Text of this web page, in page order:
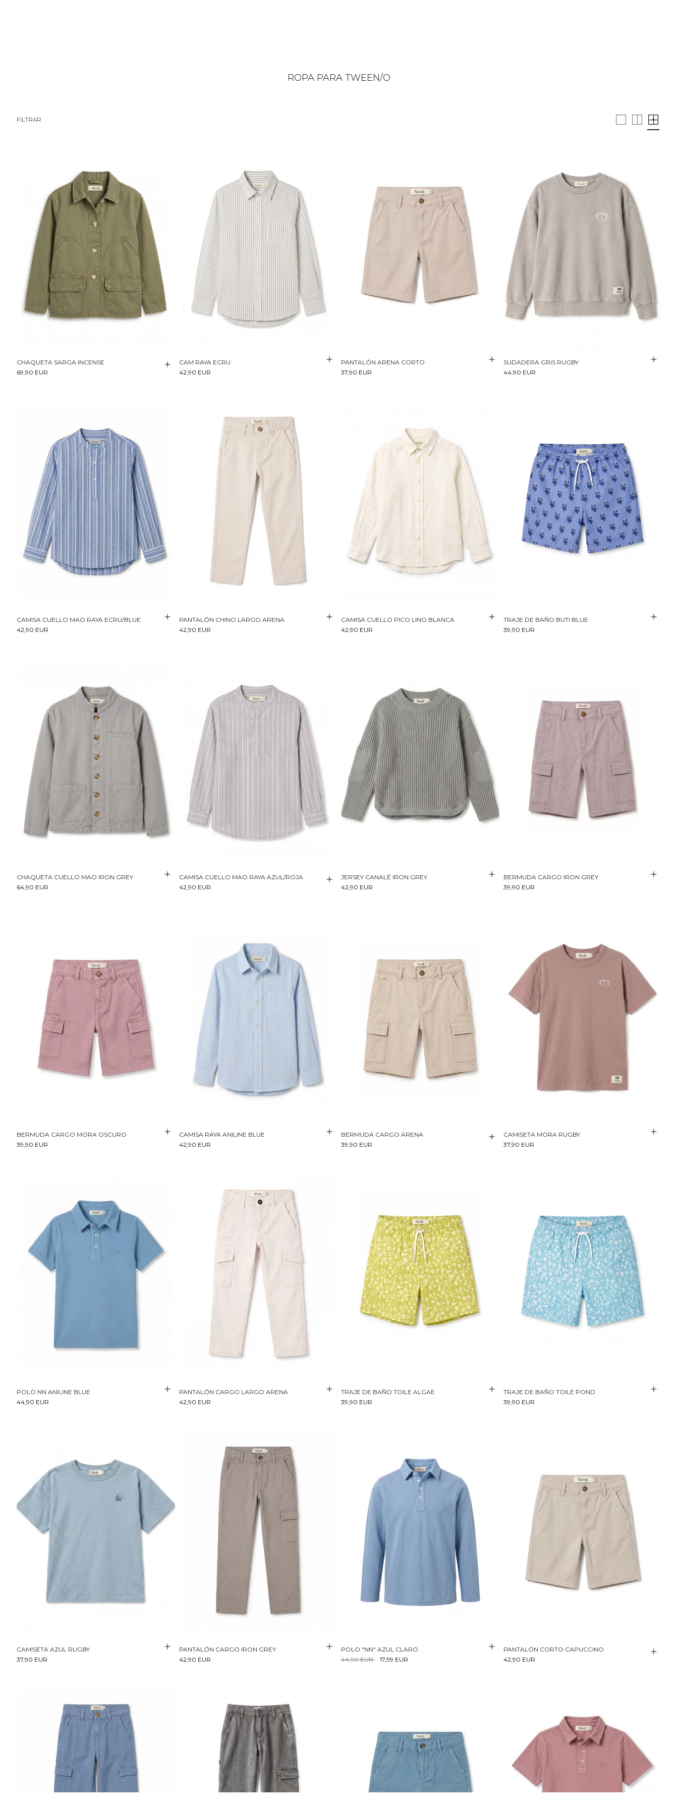
ROPA PARA TWEEN/O
FILTRAR
CHAQUETA SARGA INCENSE
69,90 EUR
CAM RAYA ECRU
42,90 EUR
PANTALÓN ARENA CORTO
37,90 EUR
SUDADERA GRIS RUGBY
44,90 EUR
CAMISA CUELLO MAO RAYA ECRU/BLUE
42,90 EUR
PANTALÓN CHINO LARGO ARENA
42,90 EUR
CAMISA CUELLO PICO LINO BLANCA
42,90 EUR
TRAJE DE BAÑO BUTI BLUE
39,90 EUR
CHAQUETA CUELLO MAO IRON GREY
64,90 EUR
CAMISA CUELLO MAO RAYA AZUL/ROJA
42,90 EUR
JERSEY CANALÉ IRON GREY
42,90 EUR
BERMUDA CARGO IRON GREY
39,90 EUR
BERMUDA CARGO MORA OSCURO
39,90 EUR
CAMISA RAYA ANILINE BLUE
42,90 EUR
BERMUDA CARGO ARENA
39,90 EUR
CAMISETA MORA RUGBY
37,90 EUR
POLO NN ANILINE BLUE
44,90 EUR
PANTALÓN CARGO LARGO ARENA
42,90 EUR
TRAJE DE BAÑO TOILE ALGAE
39,90 EUR
TRAJE DE BAÑO TOILE POND
39,90 EUR
CAMISETA AZUL RUGBY
37,90 EUR
PANTALÓN CARGO IRON GREY
42,90 EUR
POLO "NN" AZUL CLARO
44,90 EUR
17,99 EUR
PANTALÓN CORTO CAPUCCINO
42,90 EUR